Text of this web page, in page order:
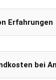
Erfahrungen
bei